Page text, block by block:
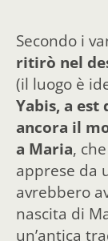
Secondo i
ritirò nel
(il luogo è
Yabis, a
ancora il
a Maria,
apprese da
avrebbero
nascita di
un’antica